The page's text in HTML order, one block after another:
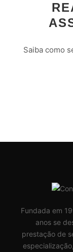
Saiba como
Fundada em
anos se
prestação de